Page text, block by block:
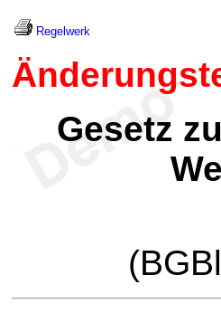
Regelwerk
Gesetz